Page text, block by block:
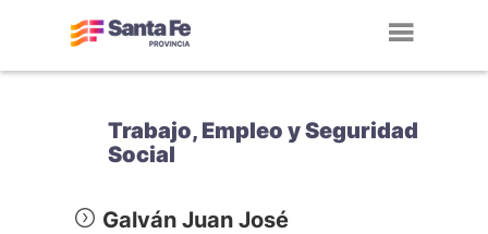
Trabajo, Empleo y Seguridad
Social
Galván Juan José